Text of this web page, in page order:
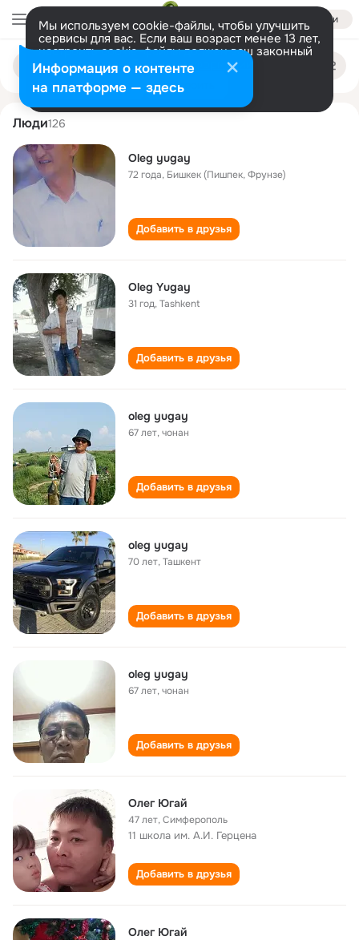
Войти
Мы используем cookie-файлы, чтобы улучшить
сервисы для вас. Если ваш возраст менее 13 лет,
настроить cookie-файлы должен ваш законный
представитель. Больше информации
Разрешить все Настроить
Поиск
людям
oleg yugay
Люди126
Oleg yugay
72 года, Бишкек (Пишпек, Фрунзе)
Добавить в друзья
Oleg Yugay
31 год,Tashkent
Добавить в друзья
oleg yugay
67 лет,чонан
Добавить в друзья
oleg yugay
70 лет,Ташкент
Добавить в друзья
oleg yugay
67 лет,чонан
Добавить в друзья
Олег Югай
47 лет,Симферополь
11 школа им. А.И. Герцена
Добавить в друзья
Олег Югай
Информация о контенте
на платформе — здесь